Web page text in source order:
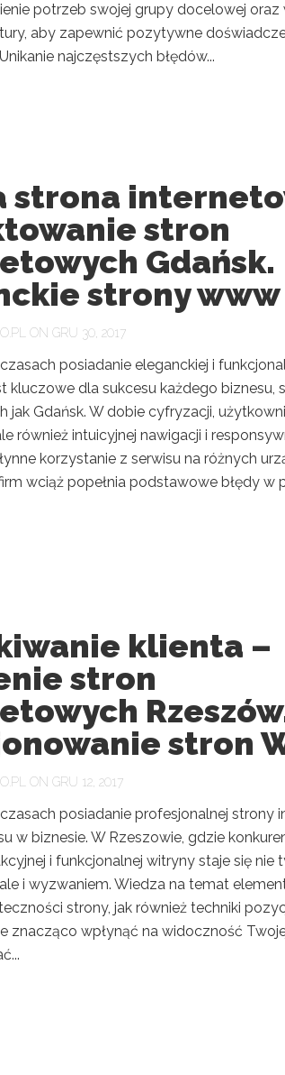
potrzeb swojej grupy docelowej oraz
aby zapewnić pozytywne
najczęstszych błędów...
strona
stron
Gdańsk.
strony www
ON GRU 30, 2017
posiadanie eleganckiej i
kluczowe dla sukcesu każdego biznesu,
jak Gdańsk. W dobie cyfryzacji,
również intuicyjnej nawigacji i
korzystanie z serwisu na różnych
wciąż popełnia podstawowe błędy w
klienta –
stron
stron
ON GRU 12, 2017
posiadanie profesjonalnej strony
w biznesie. W Rzeszowie, gdzie
i funkcjonalnej witryny staje się nie
i wyzwaniem. Wiedza na temat
strony, jak również techniki
znacząco wpłynąć na widoczność